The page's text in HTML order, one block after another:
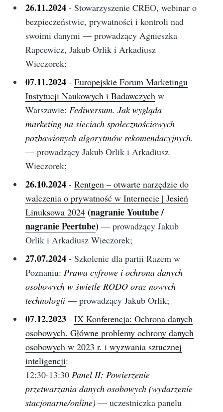
26.11.2024 - Stowarzyszenie CREO, webinar o
bezpieczeństwie, prywatności i kontroli nad
swoimi danymi — prowadzący Agnieszka
Rapcewicz, Jakub Orlik i Arkadiusz
Wieczorek;
07.11.2024 -Europejskie Forum Marketingu
Instytucji Naukowych i Badawczych w
Warszawie:Fediwersum. Jak wygląda
marketing na sieciach społecznościowych
pozbawionych algorytmów rekomendacyjnych.
— prowadzący Jakub Orlik i Arkadiusz
Wieczorek;
26.10.2024 -Rentgen – otwarte narzędzie do
walczenia o prywatność w Internecie | Jesień
Linuksowa 2024 (nagranie Youtube/
nagranie Peertube) — prowadzący Jakub
Orlik i Arkadiusz Wieczorek;
27.07.2024- Szkolenie dla partii Razem w
Poznaniu:Prawa cyfrowe i ochrona danych
osobowych w świetle RODO oraz nowych
technologii— prowadzący Jakub Orlik;
07.12.2023 -IX Konferencja: Ochrona danych
osobowych. Główne problemy ochrony danych
osobowych w 2023 r. i wyzwania sztucznej
inteligencji:
12:30-13:30Panel II: Powierzenie
przetwarzania danych osobowych (wydarzenie
stacjonarne/online) — uczestniczka panelu